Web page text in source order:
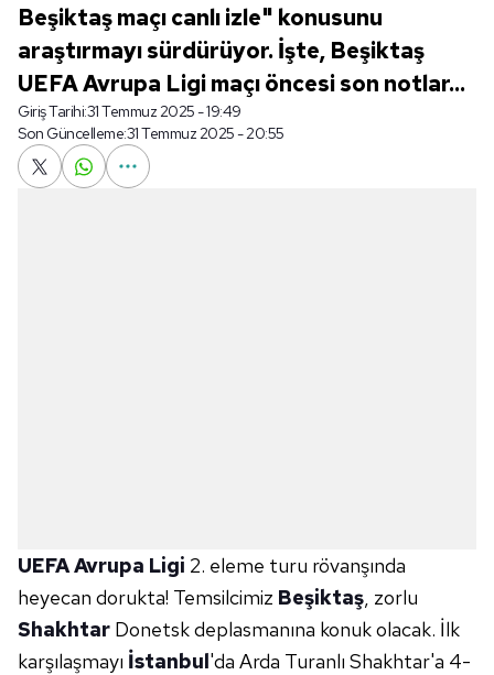
Beşiktaş maçı canlı izle" konusunu
araştırmayı sürdürüyor. İşte, Beşiktaş
UEFA Avrupa Ligi maçı öncesi son notlar...
Giriş Tarihi:31 Temmuz 2025 - 19:49
Son Güncelleme:31 Temmuz 2025 - 20:55
UEFA Avrupa Ligi 2. eleme turu rövanşında
heyecan dorukta! Temsilcimiz Beşiktaş, zorlu
Shakhtar Donetsk deplasmanına konuk olacak. İlk
karşılaşmayı İstanbul'da Arda Turanlı Shakhtar'a 4-